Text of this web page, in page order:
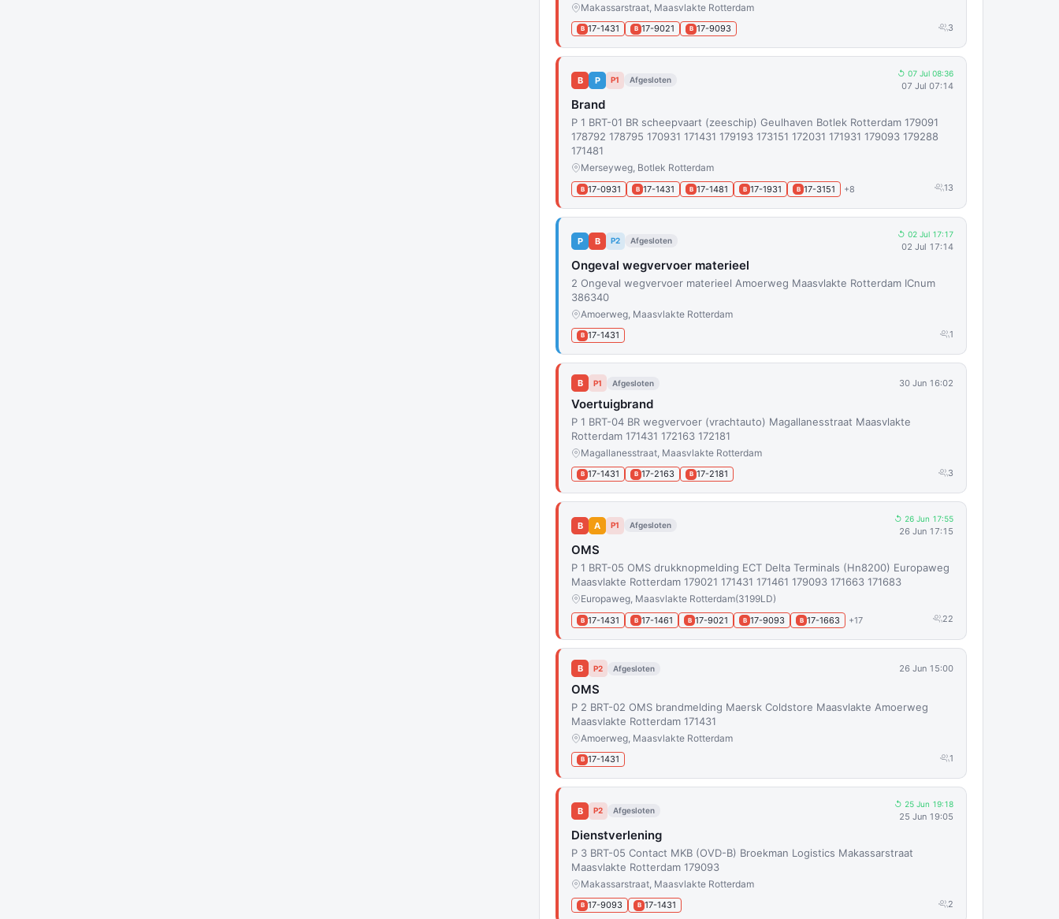
Makassarstraat, Maasvlakte Rotterdam
B 17-1431 B 17-9021 B 17-9093 3
B P P1 Afgesloten
↺ 07 Jul 08:36
07 Jul 07:14
Brand
P 1 BRT-01 BR scheepvaart (zeeschip) Geulhaven Botlek Rotterdam 179091
178792 178795 170931 171431 179193 173151 172031 171931 179093 179288
171481
Merseyweg, Botlek Rotterdam
B 17-0931 B 17-1431 B 17-1481 B 17-1931 B 17-3151 +8 13
P B P2 Afgesloten
↺ 02 Jul 17:17
02 Jul 17:14
Ongeval wegvervoer materieel
2 Ongeval wegvervoer materieel Amoerweg Maasvlakte Rotterdam ICnum
386340
Amoerweg, Maasvlakte Rotterdam
B 17-1431 1
B P1 Afgesloten 30 Jun 16:02
Voertuigbrand
P 1 BRT-04 BR wegvervoer (vrachtauto) Magallanesstraat Maasvlakte
Rotterdam 171431 172163 172181
Magallanesstraat, Maasvlakte Rotterdam
B 17-1431 B 17-2163 B 17-2181 3
B A P1 Afgesloten
↺ 26 Jun 17:55
26 Jun 17:15
OMS
P 1 BRT-05 OMS drukknopmelding ECT Delta Terminals (Hn8200) Europaweg
Maasvlakte Rotterdam 179021 171431 171461 179093 171663 171683
Europaweg, Maasvlakte Rotterdam(3199LD)
B 17-1431 B 17-1461 B 17-9021 B 17-9093 B 17-1663 +17 22
B P2 Afgesloten 26 Jun 15:00
OMS
P 2 BRT-02 OMS brandmelding Maersk Coldstore Maasvlakte Amoerweg
Maasvlakte Rotterdam 171431
Amoerweg, Maasvlakte Rotterdam
B 17-1431 1
B P2 Afgesloten
↺ 25 Jun 19:18
25 Jun 19:05
Dienstverlening
P 3 BRT-05 Contact MKB (OVD-B) Broekman Logistics Makassarstraat
Maasvlakte Rotterdam 179093
Makassarstraat, Maasvlakte Rotterdam
B 17-9093 B 17-1431 2